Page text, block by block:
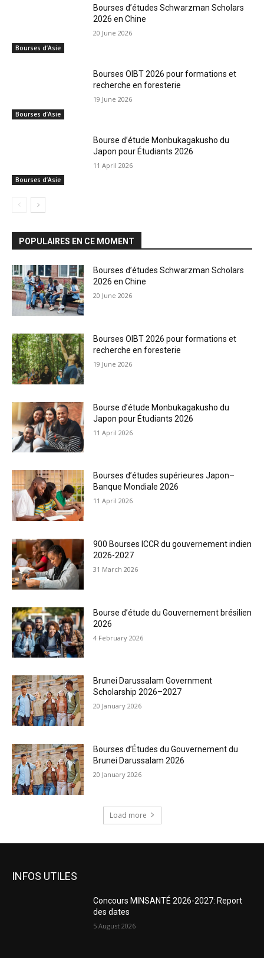
Bourses d’Asie
Bourses d’études Schwarzman Scholars
2026 en Chine
20 June 2026
Bourses d’Asie
Bourses OIBT 2026 pour formations et
recherche en foresterie
19 June 2026
Bourses d’Asie
Bourse d’étude Monbukagakusho du
Japon pour Étudiants 2026
11 April 2026
POPULAIRES EN CE MOMENT
Bourses d’études Schwarzman Scholars
2026 en Chine
20 June 2026
Bourses OIBT 2026 pour formations et
recherche en foresterie
19 June 2026
Bourse d’étude Monbukagakusho du
Japon pour Étudiants 2026
11 April 2026
Bourses d’études supérieures Japon–
Banque Mondiale 2026
11 April 2026
900 Bourses ICCR du gouvernement indien
2026-2027
31 March 2026
Bourse d’étude du Gouvernement brésilien
2026
4 February 2026
Brunei Darussalam Government
Scholarship 2026–2027
20 January 2026
Bourses d’Études du Gouvernement du
Brunei Darussalam 2026
20 January 2026
Load more
INFOS UTILES
Concours MINSANTÉ 2026-2027: Report
des dates
5 August 2026